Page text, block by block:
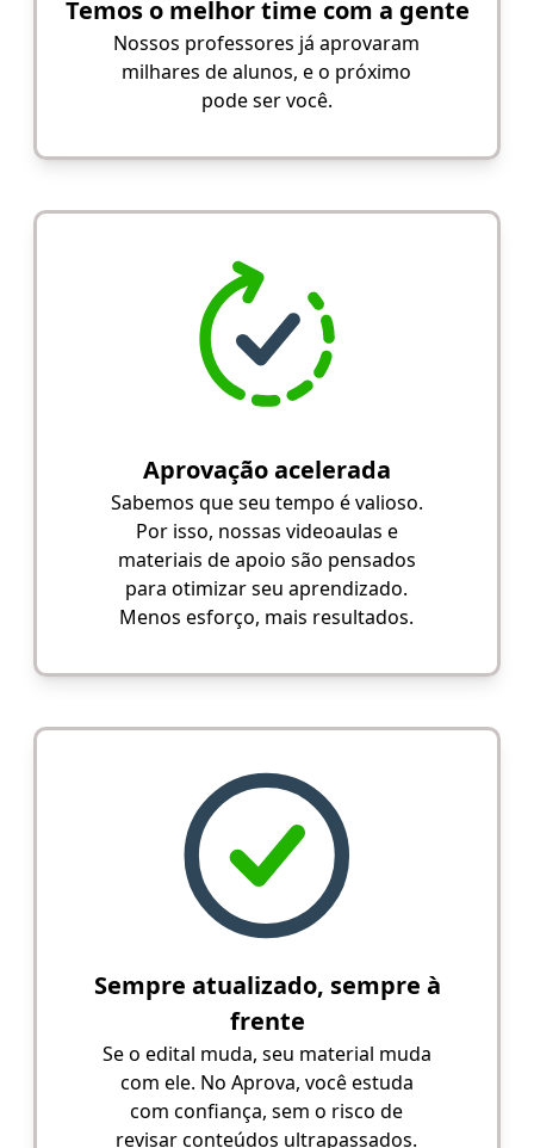
Temos o melhor time com a gente
Nossos professores já aprovaram
milhares de alunos, e o próximo
pode ser você.
Aprovação acelerada
Sabemos que seu tempo é valioso.
Por isso, nossas videoaulas e
materiais de apoio são pensados
para otimizar seu aprendizado.
Menos esforço, mais resultados.
Sempre atualizado, sempre à
frente
Se o edital muda, seu material muda
com ele. No Aprova, você estuda
com confiança, sem o risco de
revisar conteúdos ultrapassados.